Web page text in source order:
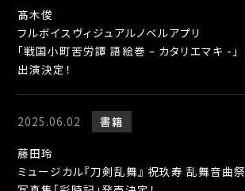
髙木俊
フルボイスヴィジュアルノベルアプリ
「戦国小町苦労譚 語絵巻 – カタリエマキ -」
出演決定！
2025.06.02
書籍
藤田玲
ミュージカル『刀剣乱舞』 祝玖寿 乱舞音曲祭